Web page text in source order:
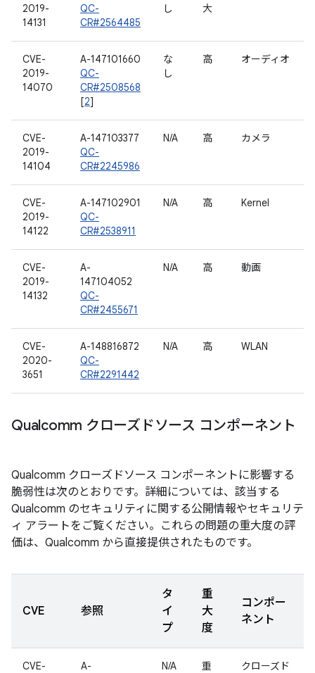
2019-
14131
QC-
CR#2564485
し
大
CVE-
2019-
14070
A-147101660
QC-
CR#2508568
[2]
な
し
高 オーディオ
CVE-
2019-
14104
A-147103377
QC-
CR#2245986
N/A 高 カメラ
CVE-
2019-
14122
A-147102901
QC-
CR#2538911
N/A 高 Kernel
CVE-
2019-
14132
A-
147104052
QC-
CR#2455671
N/A 高 動画
CVE-
2020-
3651
A-148816872
QC-
CR#2291442
N/A 高 WLAN
Qualcomm クローズドソース コンポーネント
Qualcomm クローズドソース コンポーネントに影響する
脆弱性は次のとおりです。詳細については、該当する
Qualcomm のセキュリティに関する公開情報やセキュリテ
ィ アラートをご覧ください。これらの問題の重大度の評
価は、Qualcomm から直接提供されたものです。
CVE 参照
タ
イ
プ
重
大
度
コンポー
ネント
CVE-
A-
N/A
重
クローズド